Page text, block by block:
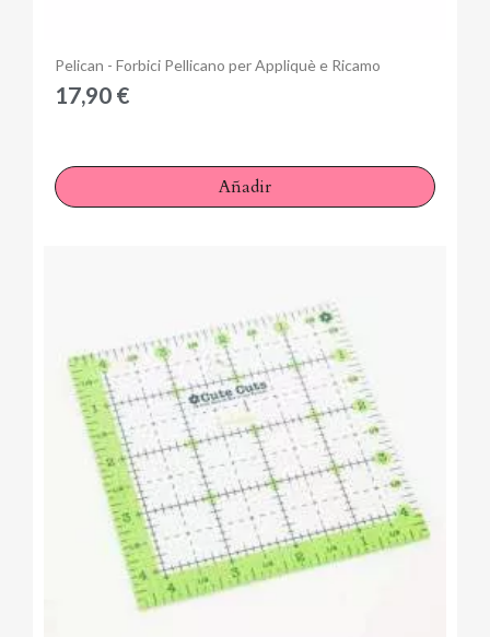
Anteprima
Pelican - Forbici Pellicano per Appliquè e Ricamo
17,90 €
Añadir